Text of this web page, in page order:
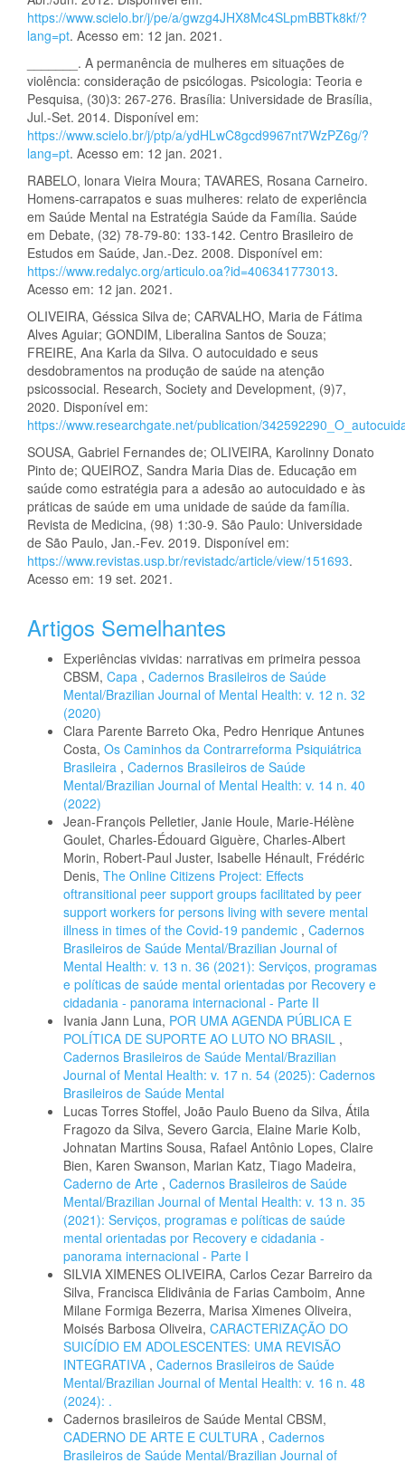
https://www.scielo.br/j/pe/a/gwzg4JHX8Mc4SLpmBBTk8kf/?
lang=pt. Acesso em: 12 jan. 2021.
_______. A permanência de mulheres em situações de
violência: consideração de psicólogas. Psicologia: Teoria e
Pesquisa, (30)3: 267-276. Brasília: Universidade de Brasília,
Jul.-Set. 2014. Disponível em:
https://www.scielo.br/j/ptp/a/ydHLwC8gcd9967nt7WzPZ6g/?
lang=pt. Acesso em: 12 jan. 2021.
RABELO, lonara Vieira Moura; TAVARES, Rosana Carneiro.
Homens-carrapatos e suas mulheres: relato de experiência
em Saúde Mental na Estratégia Saúde da Família. Saúde
em Debate, (32) 78-79-80: 133-142. Centro Brasileiro de
Estudos em Saúde, Jan.-Dez. 2008. Disponível em:
https://www.redalyc.org/articulo.oa?id=406341773013.
Acesso em: 12 jan. 2021.
OLIVEIRA, Géssica Silva de; CARVALHO, Maria de Fátima
Alves Aguiar; GONDIM, Liberalina Santos de Souza;
FREIRE, Ana Karla da Silva. O autocuidado e seus
desdobramentos na produção de saúde na atenção
psicossocial. Research, Society and Development, (9)7,
2020. Disponível em:
https://www.researchgate.net/publication/
SOUSA, Gabriel Fernandes de; OLIVEIRA, Karolinny Donato
Pinto de; QUEIROZ, Sandra Maria Dias de. Educação em
saúde como estratégia para a adesão ao autocuidado e às
práticas de saúde em uma unidade de saúde da família.
Revista de Medicina, (98) 1:30-9. São Paulo: Universidade
de São Paulo, Jan.-Fev. 2019. Disponível em:
https://www.revistas.usp.br/revistadc/article/view/151693.
Acesso em: 19 set. 2021.
Artigos Semelhantes
Experiências vividas: narrativas em primeira pessoa
CBSM, Capa , Cadernos Brasileiros de Saúde
Mental/Brazilian Journal of Mental Health: v. 12 n. 32
(2020)
Clara Parente Barreto Oka, Pedro Henrique Antunes
Costa, Os Caminhos da Contrarreforma Psiquiátrica
Brasileira , Cadernos Brasileiros de Saúde
Mental/Brazilian Journal of Mental Health: v. 14 n. 40
(2022)
Jean-François Pelletier, Janie Houle, Marie-Hélène
Goulet, Charles-Édouard Giguère, Charles-Albert
Morin, Robert-Paul Juster, Isabelle Hénault, Frédéric
Denis, The Online Citizens Project: Effects
oftransitional peer support groups facilitated by peer
support workers for persons living with severe mental
illness in times of the Covid-19 pandemic , Cadernos
Brasileiros de Saúde Mental/Brazilian Journal of
Mental Health: v. 13 n. 36 (2021): Serviços, programas
e políticas de saúde mental orientadas por Recovery e
cidadania - panorama internacional - Parte II
Ivania Jann Luna, POR UMA AGENDA PÚBLICA E
POLÍTICA DE SUPORTE AO LUTO NO BRASIL ,
Cadernos Brasileiros de Saúde Mental/Brazilian
Journal of Mental Health: v. 17 n. 54 (2025): Cadernos
Brasileiros de Saúde Mental
Lucas Torres Stoffel, João Paulo Bueno da Silva, Átila
Fragozo da Silva, Severo Garcia, Elaine Marie Kolb,
Johnatan Martins Sousa, Rafael Antônio Lopes, Claire
Bien, Karen Swanson, Marian Katz, Tiago Madeira,
Caderno de Arte , Cadernos Brasileiros de Saúde
Mental/Brazilian Journal of Mental Health: v. 13 n. 35
(2021): Serviços, programas e políticas de saúde
mental orientadas por Recovery e cidadania -
panorama internacional - Parte I
SILVIA XIMENES OLIVEIRA, Carlos Cezar Barreiro da
Silva, Francisca Elidivânia de Farias Camboim, Anne
Milane Formiga Bezerra, Marisa Ximenes Oliveira,
Moisés Barbosa Oliveira, CARACTERIZAÇÃO DO
SUICÍDIO EM ADOLESCENTES: UMA REVISÃO
INTEGRATIVA , Cadernos Brasileiros de Saúde
Mental/Brazilian Journal of Mental Health: v. 16 n. 48
(2024): .
Cadernos brasileiros de Saúde Mental CBSM,
CADERNO DE ARTE E CULTURA , Cadernos
Brasileiros de Saúde Mental/Brazilian Journal of